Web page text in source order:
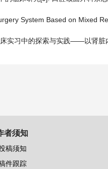
System Based on Mixed
实习中的探索与实践——以肾脏
者须知
稿须知
件跟踪